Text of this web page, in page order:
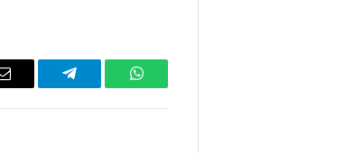
Email Telegram WhatsApp